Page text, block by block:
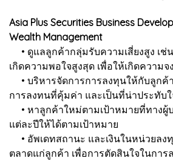
Asia Plus Securities Business
Wealth Management
• ดูแลลูกค้ากลุ่มรับความเสี่ยงสูง เช่
เกิดความพอใจสูงสุด เพื่อให้เกิดความ
• บริหารจัดการการลงทุนให้กับลูกค้า
การลงทนที่คุ้มค่า และเป็นที่น่าประทับ
• หาลูกค้าใหม่ตามเป้าหมายที่ทางผู้
แต่ละปีให้ได้ตามเป้าหมาย
• อัพเดทสถานะ และเงินในหน่วยลง
ตลาดแก่ลูกค้า เพื่อการตัดสินใจในการ